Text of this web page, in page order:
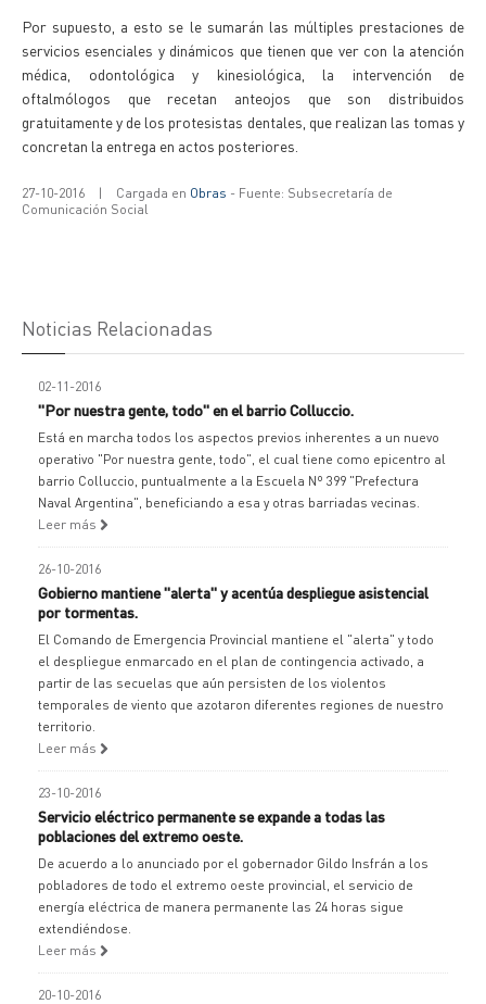
Por supuesto, a esto se le sumarán las múltiples prestaciones de
servicios esenciales y dinámicos que tienen que ver con la atención
médica, odontológica y kinesiológica, la intervención de
oftalmólogos que recetan anteojos que son distribuidos
gratuitamente y de los protesistas dentales, que realizan las tomas y
concretan la entrega en actos posteriores.
27-10-2016 | Cargada en Obras - Fuente: Subsecretaría de
Comunicación Social
Noticias Relacionadas
02-11-2016
"Por nuestra gente, todo" en el barrio Colluccio.
Está en marcha todos los aspectos previos inherentes a un nuevo
operativo "Por nuestra gente, todo", el cual tiene como epicentro al
barrio Colluccio, puntualmente a la Escuela Nº 399 "Prefectura
Naval Argentina", beneficiando a esa y otras barriadas vecinas.
Leer más
26-10-2016
Gobierno mantiene "alerta" y acentúa despliegue asistencial
por tormentas.
El Comando de Emergencia Provincial mantiene el "alerta" y todo
el despliegue enmarcado en el plan de contingencia activado, a
partir de las secuelas que aún persisten de los violentos
temporales de viento que azotaron diferentes regiones de nuestro
territorio.
Leer más
23-10-2016
Servicio eléctrico permanente se expande a todas las
poblaciones del extremo oeste.
De acuerdo a lo anunciado por el gobernador Gildo Insfrán a los
pobladores de todo el extremo oeste provincial, el servicio de
energía eléctrica de manera permanente las 24 horas sigue
extendiéndose.
Leer más
20-10-2016